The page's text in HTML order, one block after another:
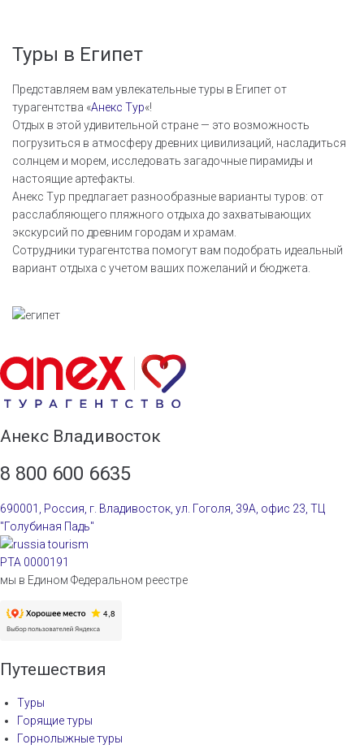
Туры в Египет
Представляем вам увлекательные туры в Египет от
турагентства «Анекс Тур«!
Отдых в этой удивительной стране — это возможность
погрузиться в атмосферу древних цивилизаций, насладиться
солнцем и морем, исследовать загадочные пирамиды и
настоящие артефакты.
Анекс Тур предлагает разнообразные варианты туров: от
расслабляющего пляжного отдыха до захватывающих
экскурсий по древним городам и храмам.
Сотрудники турагентства помогут вам подобрать идеальный
вариант отдыха с учетом ваших пожеланий и бюджета.
Анекс Владивосток
8 800 600 6635
690001, Россия, г. Владивосток, ул. Гоголя, 39А, офис 23, ТЦ
"Голубиная Падь"
РТА 0000191
мы в Едином Федеральном реестре
Путешествия
Туры
Горящие туры
Горнолыжные туры